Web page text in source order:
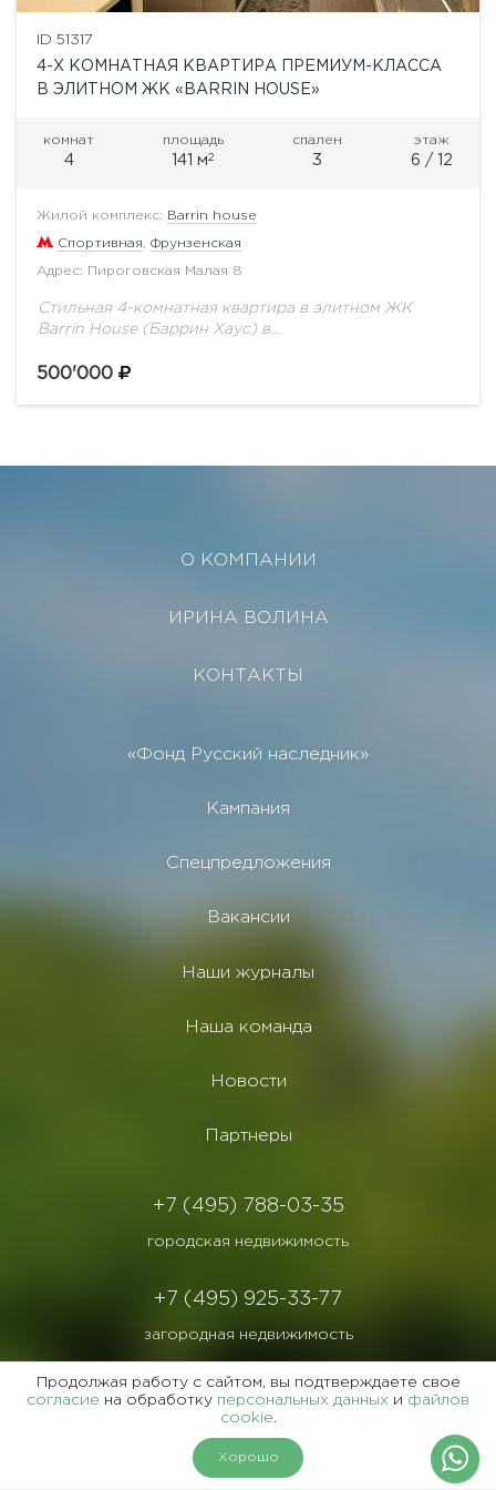
На карте
ID 51317
4-Х КОМНАТНАЯ КВАРТИРА ПРЕМИУМ-КЛАССА
В ЭЛИТНОМ ЖК «BARRIN HOUSE»
комнат
4
площадь
141 м2
спален
3
этаж
6 / 12
Жилой комплекс: Barrin house
Спортивная, Фрунзенская
Адрес: Пироговская Малая 8
Стильная 4-комнатная квартира в элитном ЖК
Barrin House (Баррин Хаус) в
гостиная, гардеробная комната, постирочная
500'000
О КОМПАНИИ
ИРИНА ВОЛИНА
КОНТАКТЫ
«Фонд Русский наследник»
Кампания
Спецпредложения
Вакансии
Наши журналы
Наша команда
Новости
Партнеры
+7 (495) 788-03-35
городская недвижимость
+7 (495) 925-33-77
загородная недвижимость
+7 (495) 228-03-36
Продолжая работу с сайтом, вы подтверждаете свое
согласие на обработку персональных данных и файлов
cookie.
Хорошо